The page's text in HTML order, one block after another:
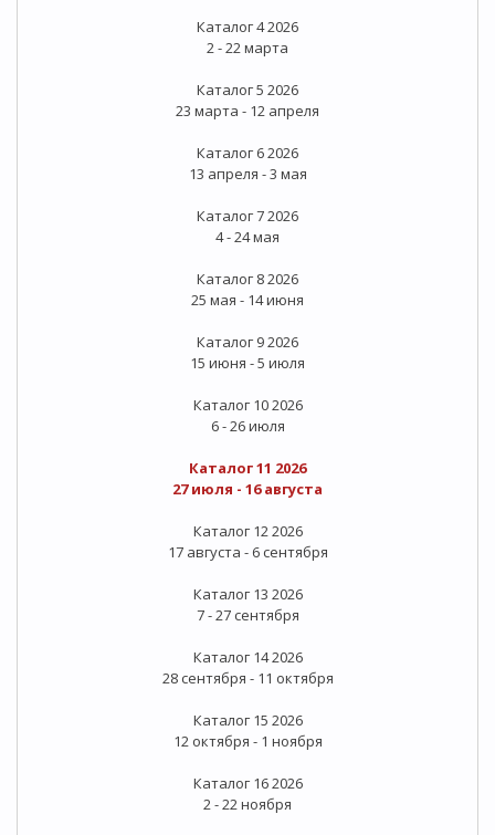
Каталог 4 2026
2 - 22 марта
Каталог 5 2026
23 марта - 12 апреля
Каталог 6 2026
13 апреля - 3 мая
Каталог 7 2026
4 - 24 мая
Каталог 8 2026
25 мая - 14 июня
Каталог 9 2026
15 июня - 5 июля
Каталог 10 2026
6 - 26 июля
Каталог 11 2026
27 июля - 16 августа
Каталог 12 2026
17 августа - 6 сентября
Каталог 13 2026
7 - 27 сентября
Каталог 14 2026
28 сентября - 11 октября
Каталог 15 2026
12 октября - 1 ноября
Каталог 16 2026
2 - 22 ноября